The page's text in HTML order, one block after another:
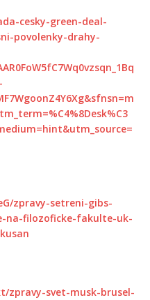
cesky-green-deal-
povolenky-drahy-
zpravy-setreni-gibs-
na-filozoficke-fakulte-uk-
zpravy-svet-musk-brusel-